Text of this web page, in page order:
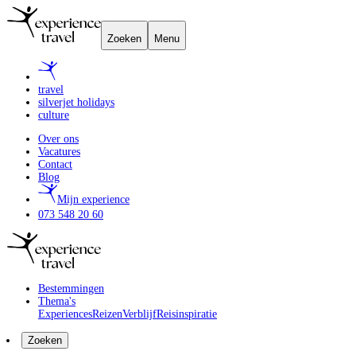
Zoeken Menu
travel
silverjet holidays
culture
Over ons
Vacatures
Contact
Blog
Mijn experience
073 548 20 60
Bestemmingen
Thema's
ExperiencesReizenVerblijfReisinspiratie
Zoeken